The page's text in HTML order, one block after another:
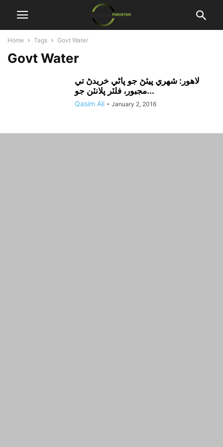
Home Tags Govt Water
Govt Water
لاهور: شهري پيئڻ جو پاڻي خريدڻ تي
مجبور، فلٽر پلانٽن جو...
Qasim Ali - January 2, 2016